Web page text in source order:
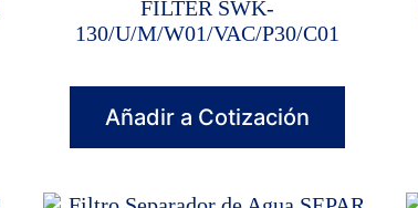
FILTER SWK-
130/U/M/W01/VAC/P30/C01
Añadir a Cotización